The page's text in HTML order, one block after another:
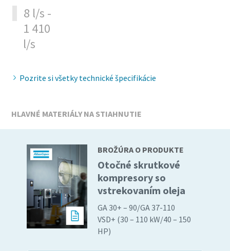
Redukcia uhlíka pre ekologickú výrobu – všetko, čo
potrebujete vedieť
Zistiť
Všetko, čo potrebujete vedieť o procese
pneumatickej prepravy.
8 l/s -
1 410
l/s
Pozrite si všetky technické špecifikácie
HLAVNÉ MATERIÁLY NA STIAHNUTIE
BROŽÚRA O PRODUKTE
Otočné skrutkové
kompresory so
vstrekovaním oleja
GA 30+ – 90/GA 37-110
VSD+ (30 – 110 kW/40 – 150
HP)